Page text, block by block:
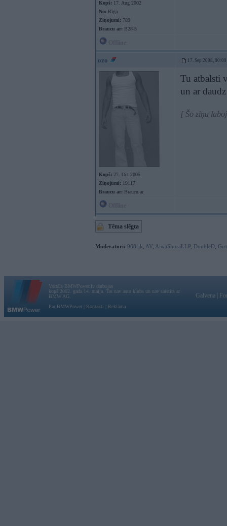
Kopš: 17. Aug 2002
No: Rīga
Ziņojumi: 789
Braucu ar: B28-5
ozo 17. Sep 2008, 00:09
Kopš: 27. Oct 2005
Ziņojumi: 19117
Braucu ar: Braucu ar
Tu atbalsti
un ar
[ Šo ziņu
Tēma slēgta
Moderatori: 968-jk AV AiwaShuraLLP, DoubleD
Vortāls BMWPower.lv darbojas
kopš 2002. gada 14. maija. Tas nav auto klubs un nav saistīts ar
BMW AG.
Par BMWPower
Kontakti Reklāma
Galvena